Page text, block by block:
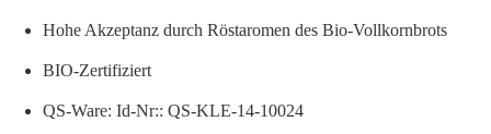
Hohe Akzeptanz durch Röstaromen des Bio-Vollkornbrots
BIO-Zertifiziert
QS-Ware: Id-Nr:: QS-KLE-14-10024